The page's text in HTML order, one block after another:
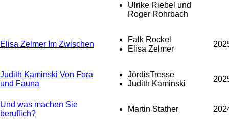
Ulrike Riebel und
Roger Rohrbach
Elisa Zelmer Im Zwischen
Falk Rockel
Elisa Zelmer
Judith Kaminski Von Fora
und Fauna
JördisTresse
Judith Kaminski
Und was machen Sie
beruflich?
Martin Stather